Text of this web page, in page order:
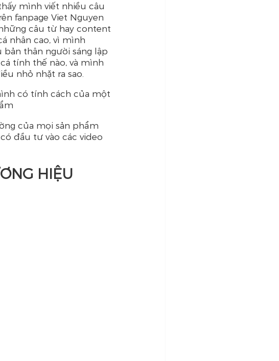
mình viết nhiều câu
fanpage Viet Nguyen
câu từ hay content
nhân cao, vì mình
thân người sáng lập
tính thế nào, và mình
nhỏ nhặt ra sao.
có tính cách của một
của mọi sản phẩm
đầu tư vào các video
HIỆU